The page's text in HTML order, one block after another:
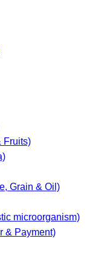
Fruits)
Grain & Oil)
microorganism)
& Payment)